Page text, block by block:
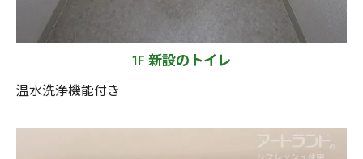
1F 新設のトイレ
温水洗浄機能付き